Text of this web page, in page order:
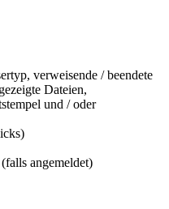
verweisende / beendete
Dateien,
und / oder
angemeldet)